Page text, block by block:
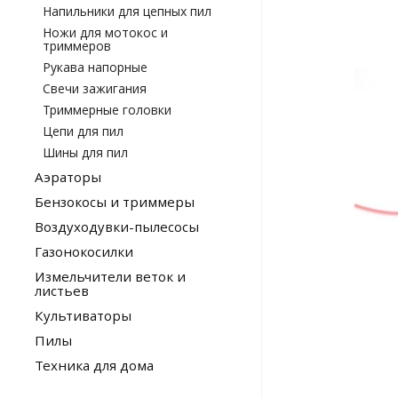
Напильники для цепных пил
Ножи для мотокос и
триммеров
Рукава напорные
Свечи зажигания
Триммерные головки
Цепи для пил
Шины для пил
Аэраторы
Бензокосы и триммеры
Воздуходувки-пылесосы
Газонокосилки
Измельчители веток и
листьев
Культиваторы
Пилы
Техника для дома